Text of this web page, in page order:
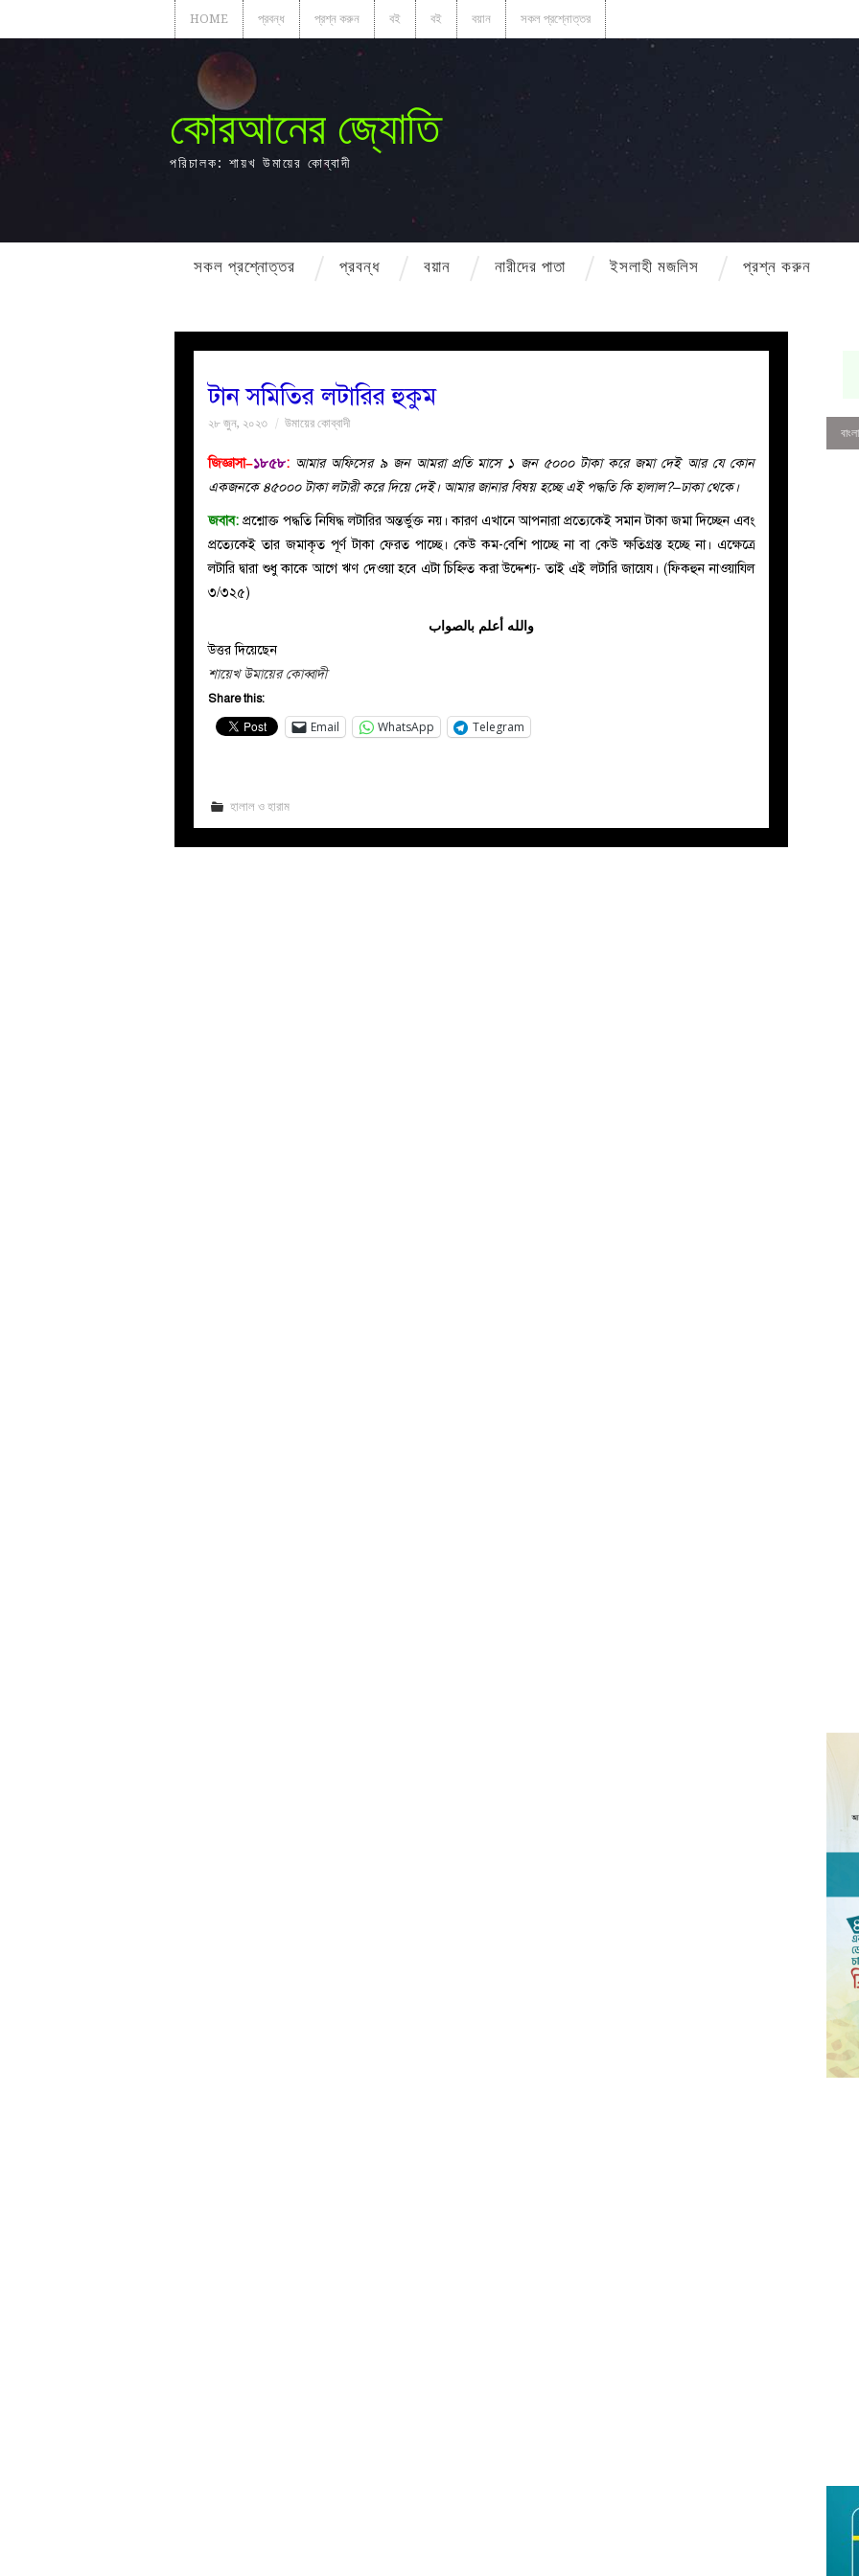
HOME প্রবন্ধ প্রশ্ন করুন বই বই বয়ান সকল প্রশ্নোত্তর
কোরআনের জ্যোতি
পরিচালক: শায়খ উমায়ের কোব্বাদী
সকল প্রশ্নোত্তর প্রবন্ধ বয়ান নারীদের পাতা ইসলাহী মজলিস প্রশ্ন করুন
টান সমিতির লটারির হুকুম
২৮ জুন, ২০২৩ উমায়ের কোব্বাদী
জিজ্ঞাসা–১৮৫৮: আমার অফিসের ৯ জন আমরা প্রতি মাসে ১ জন ৫০০০ টাকা করে জমা দেই আর যে কোন
একজনকে ৪৫০০০ টাকা লটারী করে দিয়ে দেই। আমার জানার বিষয় হচ্ছে এই পদ্ধতি কি হালাল?–ঢাকা থেকে।
জবাব: প্রশ্নোক্ত পদ্ধতি নিষিদ্ধ লটারির অন্তর্ভুক্ত নয়। কারণ এখানে আপনারা প্রত্যেকেই সমান টাকা জমা দিচ্ছেন এবং
প্রত্যেকেই তার জমাকৃত পূর্ণ টাকা ফেরত পাচ্ছে। কেউ কম-বেশি পাচ্ছে না বা কেউ ক্ষতিগ্রস্ত হচ্ছে না। এক্ষেত্রে
লটারি দ্বারা শুধু কাকে আগে ঋণ দেওয়া হবে এটা চিহ্নিত করা উদ্দেশ্য- তাই এই লটারি জায়েয। (ফিকহুন নাওয়াযিল
৩/৩২৫)
والله أعلم بالصواب
উত্তর দিয়েছেন
শায়েখ উমায়ের কোব্বাদী
Share this:
Email WhatsApp Telegram
হালাল ও হারাম